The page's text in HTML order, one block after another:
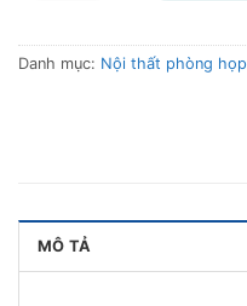
Danh mục: Nội thất phòng họp
MÔ TẢ